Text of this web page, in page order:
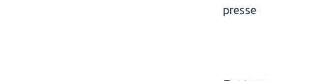
presse